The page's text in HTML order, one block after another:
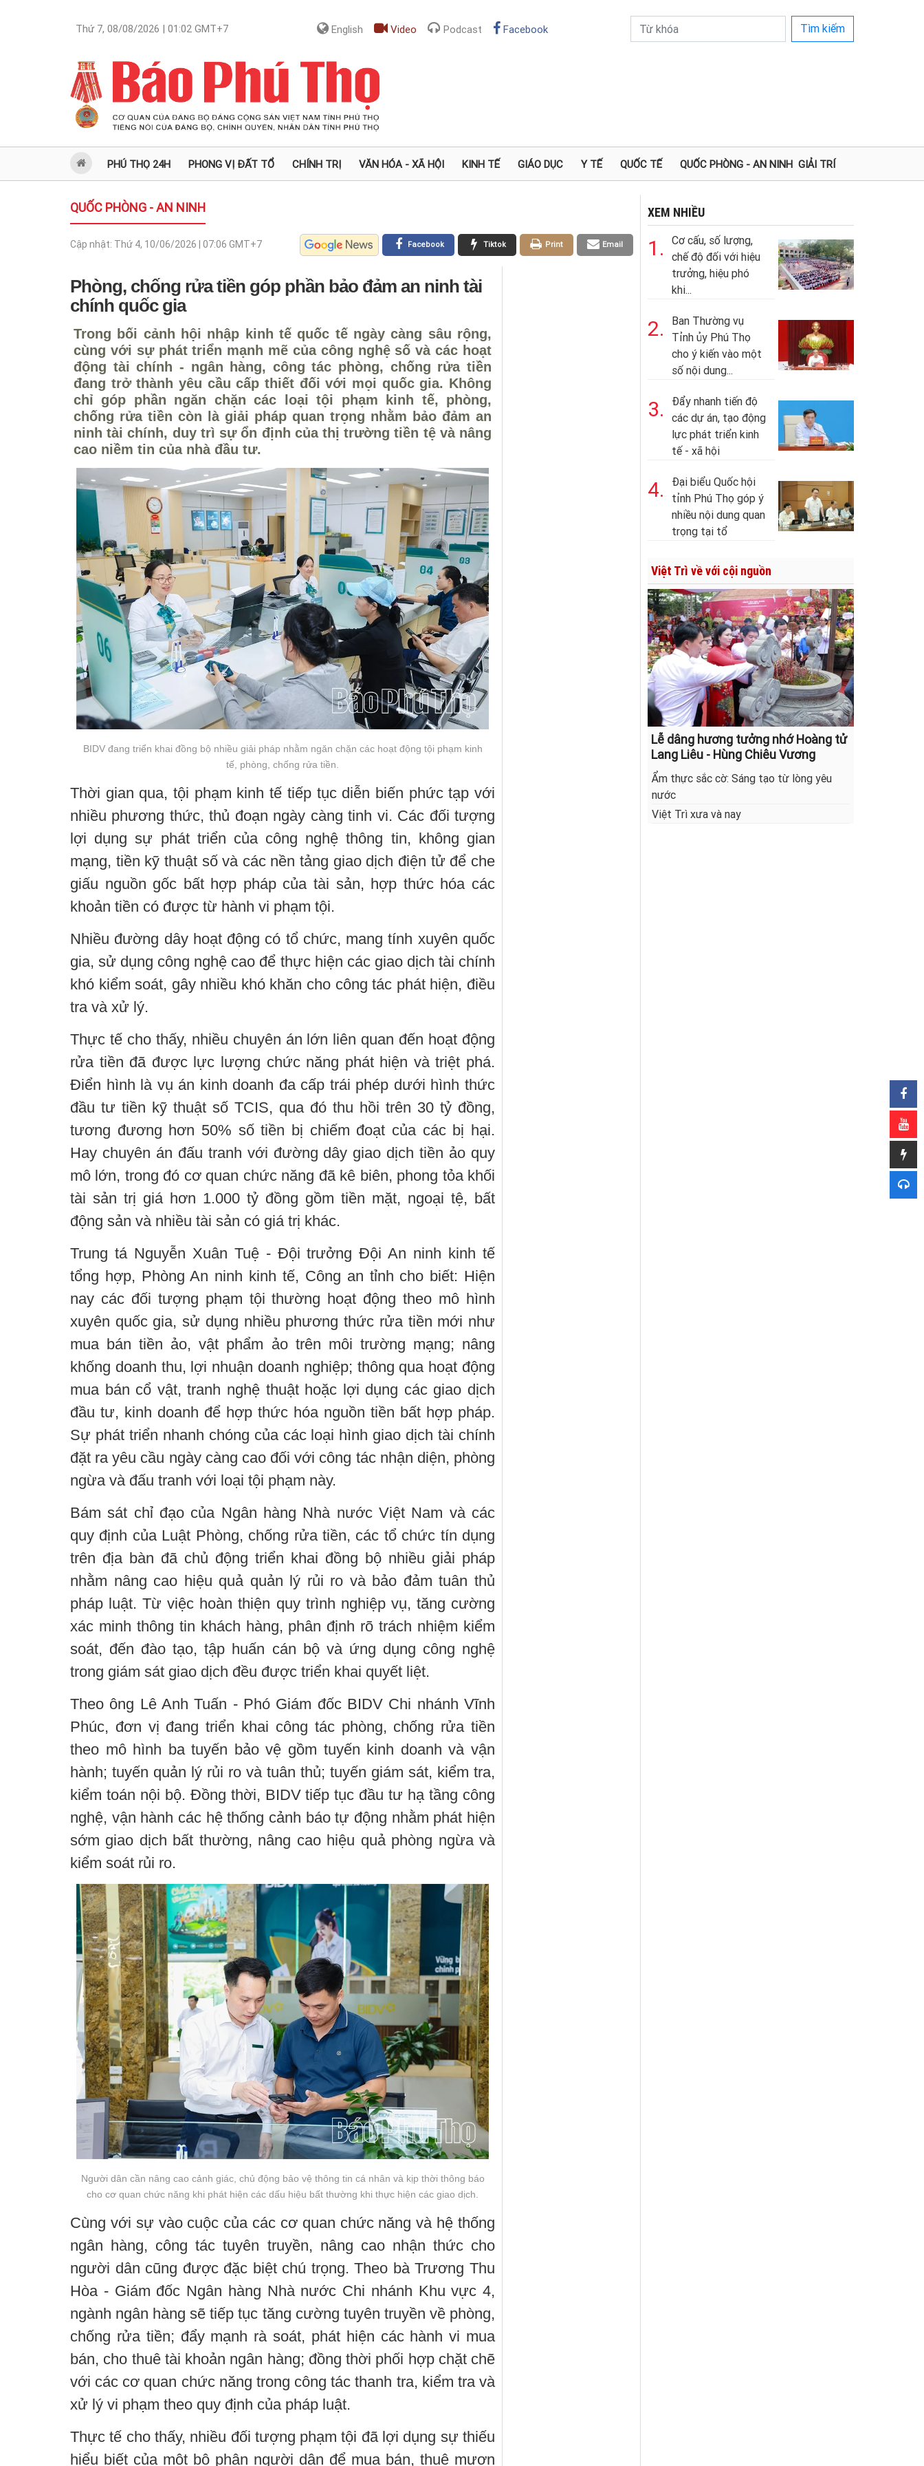
Thứ 7, 08/08/2026 | 01:02 GMT+7 English Video Podcast Facebook Tìm kiếm
PHÚ THỌ 24H PHONG VỊ ĐẤT TỔ CHÍNH TRỊ VĂN HÓA - XÃ HỘI KINH TẾ GIÁO DỤC Y TẾ QUỐC TẾ QUỐC PHÒNG - AN NINH GIẢI TRÍ
QUỐC PHÒNG - AN NINH
Cập nhật: Thứ 4, 10/06/2026 | 07:06 GMT+7 Email
Print
Tiktok
Facebook
Phòng, chống rửa tiền góp phần bảo đảm an ninh tài
chính quốc gia
Trong bối cảnh hội nhập kinh tế quốc tế ngày càng sâu rộng,
cùng với sự phát triển mạnh mẽ của công nghệ số và các hoạt
động tài chính - ngân hàng, công tác phòng, chống rửa tiền
đang trở thành yêu cầu cấp thiết đối với mọi quốc gia. Không
chỉ góp phần ngăn chặn các loại tội phạm kinh tế, phòng,
chống rửa tiền còn là giải pháp quan trọng nhằm bảo đảm an
ninh tài chính, duy trì sự ổn định của thị trường tiền tệ và nâng
cao niềm tin của nhà đầu tư.
BIDV đang triển khai đồng bộ nhiều giải pháp nhằm ngăn chặn các hoạt động tội phạm kinh
tế, phòng, chống rửa tiền.
Thời gian qua, tội phạm kinh tế tiếp tục diễn biến phức tạp với
nhiều phương thức, thủ đoạn ngày càng tinh vi. Các đối tượng
lợi dụng sự phát triển của công nghệ thông tin, không gian
mạng, tiền kỹ thuật số và các nền tảng giao dịch điện tử để che
giấu nguồn gốc bất hợp pháp của tài sản, hợp thức hóa các
khoản tiền có được từ hành vi phạm tội.
Nhiều đường dây hoạt động có tổ chức, mang tính xuyên quốc
gia, sử dụng công nghệ cao để thực hiện các giao dịch tài chính
khó kiểm soát, gây nhiều khó khăn cho công tác phát hiện, điều
tra và xử lý.
Thực tế cho thấy, nhiều chuyên án lớn liên quan đến hoạt động
rửa tiền đã được lực lượng chức năng phát hiện và triệt phá.
Điển hình là vụ án kinh doanh đa cấp trái phép dưới hình thức
đầu tư tiền kỹ thuật số TCIS, qua đó thu hồi trên 30 tỷ đồng,
tương đương hơn 50% số tiền bị chiếm đoạt của các bị hại.
Hay chuyên án đấu tranh với đường dây giao dịch tiền ảo quy
mô lớn, trong đó cơ quan chức năng đã kê biên, phong tỏa khối
tài sản trị giá hơn 1.000 tỷ đồng gồm tiền mặt, ngoại tệ, bất
động sản và nhiều tài sản có giá trị khác.
Trung tá Nguyễn Xuân Tuệ - Đội trưởng Đội An ninh kinh tế
tổng hợp, Phòng An ninh kinh tế, Công an tỉnh cho biết: Hiện
nay các đối tượng phạm tội thường hoạt động theo mô hình
xuyên quốc gia, sử dụng nhiều phương thức rửa tiền mới như
mua bán tiền ảo, vật phẩm ảo trên môi trường mạng; nâng
khống doanh thu, lợi nhuận doanh nghiệp; thông qua hoạt động
mua bán cổ vật, tranh nghệ thuật hoặc lợi dụng các giao dịch
đầu tư, kinh doanh để hợp thức hóa nguồn tiền bất hợp pháp.
Sự phát triển nhanh chóng của các loại hình giao dịch tài chính
đặt ra yêu cầu ngày càng cao đối với công tác nhận diện, phòng
ngừa và đấu tranh với loại tội phạm này.
Bám sát chỉ đạo của Ngân hàng Nhà nước Việt Nam và các
quy định của Luật Phòng, chống rửa tiền, các tổ chức tín dụng
trên địa bàn đã chủ động triển khai đồng bộ nhiều giải pháp
nhằm nâng cao hiệu quả quản lý rủi ro và bảo đảm tuân thủ
pháp luật. Từ việc hoàn thiện quy trình nghiệp vụ, tăng cường
xác minh thông tin khách hàng, phân định rõ trách nhiệm kiểm
soát, đến đào tạo, tập huấn cán bộ và ứng dụng công nghệ
trong giám sát giao dịch đều được triển khai quyết liệt.
Theo ông Lê Anh Tuấn - Phó Giám đốc BIDV Chi nhánh Vĩnh
Phúc, đơn vị đang triển khai công tác phòng, chống rửa tiền
theo mô hình ba tuyến bảo vệ gồm tuyến kinh doanh và vận
hành; tuyến quản lý rủi ro và tuân thủ; tuyến giám sát, kiểm tra,
kiểm toán nội bộ. Đồng thời, BIDV tiếp tục đầu tư hạ tầng công
nghệ, vận hành các hệ thống cảnh báo tự động nhằm phát hiện
sớm giao dịch bất thường, nâng cao hiệu quả phòng ngừa và
kiểm soát rủi ro.
Người dân cần nâng cao cảnh giác, chủ động bảo vệ thông tin cá nhân và kịp thời thông báo
cho cơ quan chức năng khi phát hiện các dấu hiệu bất thường khi thực hiện các giao dịch.
Cùng với sự vào cuộc của các cơ quan chức năng và hệ thống
ngân hàng, công tác tuyên truyền, nâng cao nhận thức cho
người dân cũng được đặc biệt chú trọng. Theo bà Trương Thu
Hòa - Giám đốc Ngân hàng Nhà nước Chi nhánh Khu vực 4,
ngành ngân hàng sẽ tiếp tục tăng cường tuyên truyền về phòng,
chống rửa tiền; đẩy mạnh rà soát, phát hiện các hành vi mua
bán, cho thuê tài khoản ngân hàng; đồng thời phối hợp chặt chẽ
với các cơ quan chức năng trong công tác thanh tra, kiểm tra và
xử lý vi phạm theo quy định của pháp luật.
Thực tế cho thấy, nhiều đối tượng phạm tội đã lợi dụng sự thiếu
hiểu biết của một bộ phận người dân để mua bán, thuê mượn
XEM NHIỀU
1.
Cơ cấu, số lượng,
chế độ đối với hiệu
trưởng, hiệu phó
khi...
2.
Ban Thường vụ
Tỉnh ủy Phú Thọ
cho ý kiến vào một
số nội dung...
3.
Đẩy nhanh tiến độ
các dự án, tạo động
lực phát triển kinh
tế - xã hội
4.
Đại biểu Quốc hội
tỉnh Phú Thọ góp ý
nhiều nội dung quan
trọng tại tổ
Việt Trì về với cội nguồn
Lễ dâng hương tưởng nhớ Hoàng tử
Lang Liêu - Hùng Chiêu Vương
Ẩm thực sắc cờ: Sáng tạo từ lòng yêu
nước
Việt Trì xưa và nay